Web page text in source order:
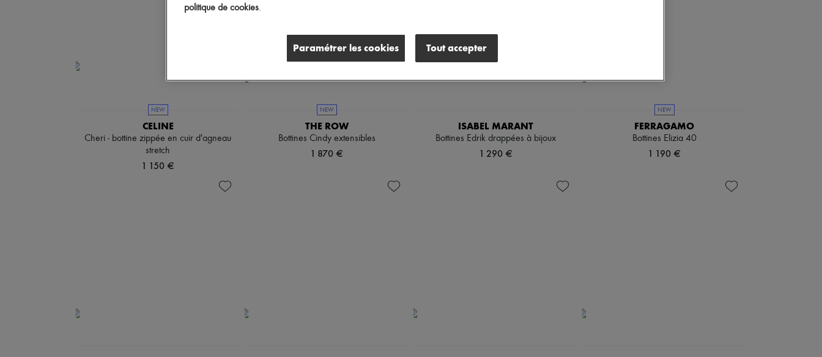
NEW
CELINE
Cheri - bottine zippée en cuir d'agneau
stretch
1 150 €
NEW
THE ROW
Bottines Cindy extensibles
1 870 €
ISABEL MARANT
Bottines Edrik drappées à bijoux
1 290 €
NEW
FERRAGAMO
Bottines Elizia 40
1 190 €
politique de cookies.
Paramétrer les cookies Tout accepter